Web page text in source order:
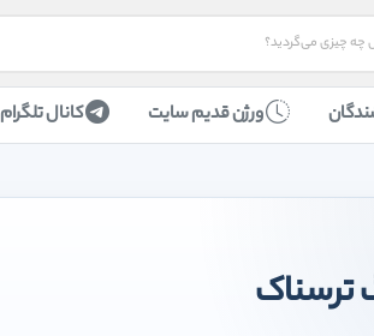
ورژن قدیم سایت کانال تلگرام